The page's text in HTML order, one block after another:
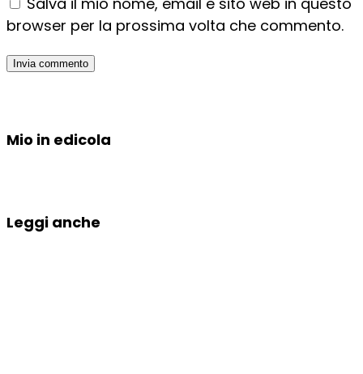
browser per la prossima volta che commento.
Mio in edicola
Leggi anche